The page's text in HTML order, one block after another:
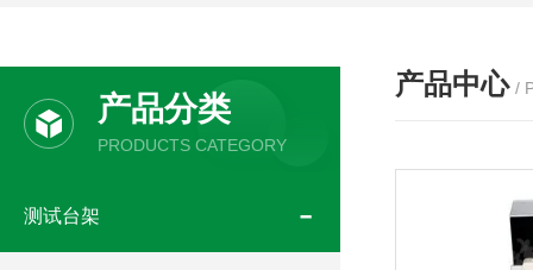
产品分类
PRODUCTS CATEGORY
测试台架
产品中心 /